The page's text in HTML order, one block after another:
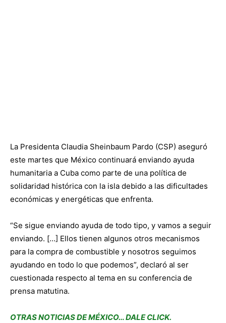
La Presidenta Claudia Sheinbaum Pardo (CSP) aseguró
este martes que México continuará enviando ayuda
humanitaria a Cuba como parte de una política de
solidaridad histórica con la isla debido a las dificultades
económicas y energéticas que enfrenta.
“Se sigue enviando ayuda de todo tipo, y vamos a seguir
enviando. […] Ellos tienen algunos otros mecanismos
para la compra de combustible y nosotros seguimos
ayudando en todo lo que podemos”, declaró al ser
cuestionada respecto al tema en su conferencia de
prensa matutina.
OTRAS NOTICIAS DE MÉXICO… DALE CLICK.